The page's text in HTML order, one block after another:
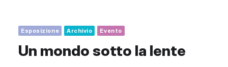
Esposizione Archivio Evento
Un mondo sotto la lente